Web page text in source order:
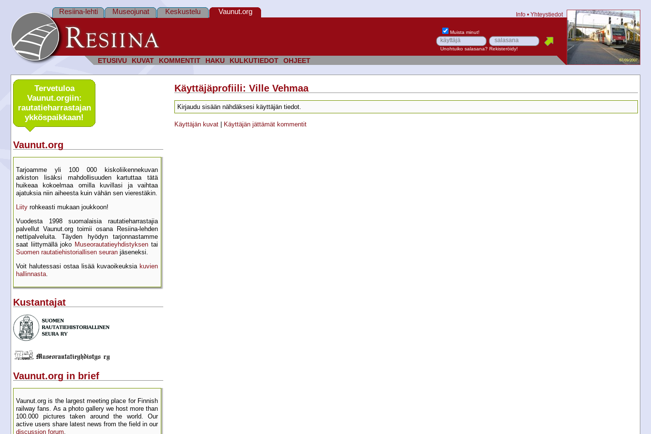
ETUSIVU KUVAT KOMMENTIT HAKU KULKUTIEDOT OHJEET
Resiina-lehti Museojunat Keskustelu Vaunut.org Info • Yhteystiedot
Muista minut!
Unohtuiko salasana? Rekisteröidy!
Tervetuloa
Vaunut.orgiin:
rautatie­harrastajan
ykkös­paikkaan!
Vaunut.org
Tarjoamme yli 100 000 kisko­liikenne­kuvan
arkiston lisäksi mahdol­lisuuden kartu­ttaa tätä
huikeaa kokoelmaa omilla kuvillasi ja vaihtaa
ajatuksia niin aiheesta kuin vähän sen vierestäkin.
Liity rohkeasti mukaan joukkoon!
Vuodesta 1998 suomalaisia rautatie­harrastajia
palvellut Vaunut.org toimii osana Resiina-lehden
netti­palveluita. Täyden hyödyn tarjon­nastamme
saat liittymällä joko Museo­rautatie­yhdistyksen tai
Suomen rautatie­historial­lisen seuran jäseneksi.
Voit halutessasi ostaa lisää kuva­oikeuksia kuvien
hallinnasta.
Kustantajat
Vaunut.org in brief
Vaunut.org is the largest meeting place for Finnish
railway fans. As a photo gallery we host more than
100.000 pictures taken around the world. Our
active users share latest news from the field in our
discussion forum
Käyttäjäprofiili: Ville Vehmaa
Kirjaudu sisään nähdäksesi käyttäjän tiedot.
Käyttäjän kuvat| Käyttäjän jättämät kommentit